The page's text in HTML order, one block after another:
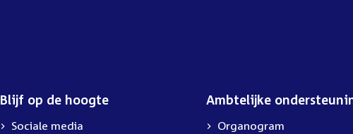
Blijf op de hoogte
Sociale media
Ambtelijke
Organogram